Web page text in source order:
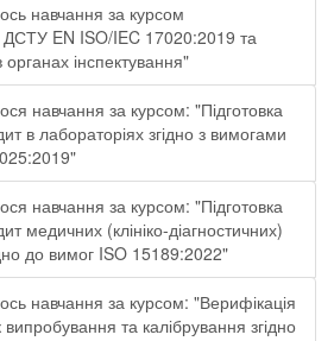
навчання за курсом
ДСТУ EN ISO/IEC 17020:2019 та
інспектування"
навчання за курсом: "Підготовка
в лабораторіях згідно з вимогами
навчання за курсом: "Підготовка
медичних (клініко-діагностичних)
до вимог ISO 15189:2022"
навчання за курсом: "Верифікація
та калібрування згідно